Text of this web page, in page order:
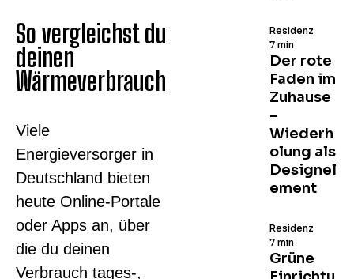
So vergleichst du
deinen
Wärmeverbrauch
Viele
Energieversorger in
Deutschland bieten
heute Online-Portale
oder Apps an, über
die du deinen
Verbrauch tages-,
Der rote
Faden im
Zuhause
–
Wiederh
olung als
Designel
ement
Residenz
7 min
Grüne
Residenz
7 min